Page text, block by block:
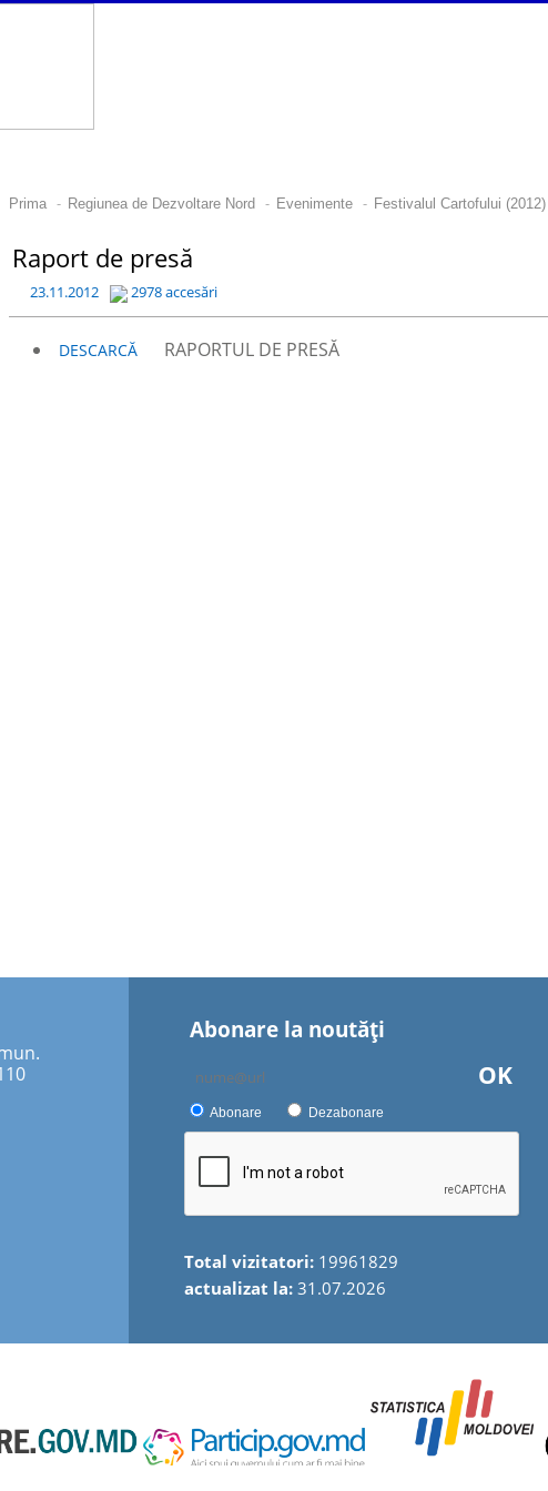
Prima - Regiunea de Dezvoltare Nord - Evenimente - Festivalul Cartofului (2012)
Raport de presă
23.11.2012 2978 accesări
DESCARCĂ RAPORTUL DE PRESĂ
Abonare la noutăţi
OK
Abonare Dezabonare
Total vizitatori: 19961829
actualizat la: 31.07.2026